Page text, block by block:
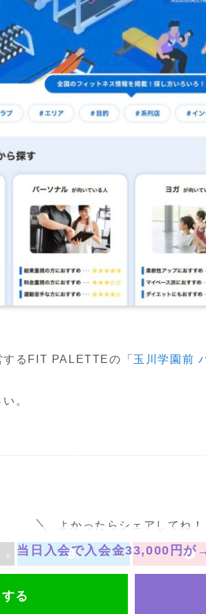
るFIT PALETTEの「 玉川学園前
。
よかったらシェアしてね！
当日入会で入会金33,000円が
る